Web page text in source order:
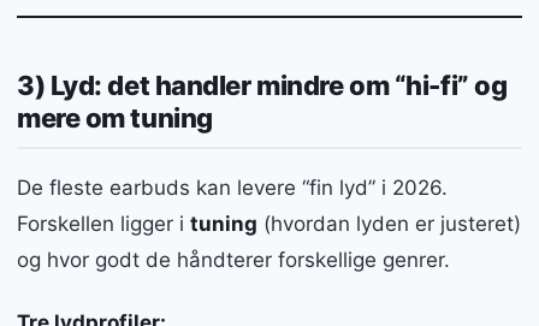
3) Lyd: det handler mindre om “hi-fi” og
mere om tuning
De fleste earbuds kan levere “fin lyd” i 2026.
Forskellen ligger i tuning (hvordan lyden er justeret)
og hvor godt de håndterer forskellige genrer.